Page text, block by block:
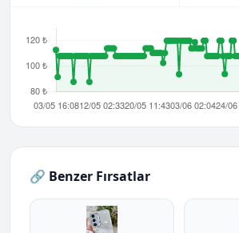
🔗 Benzer Fırsatlar